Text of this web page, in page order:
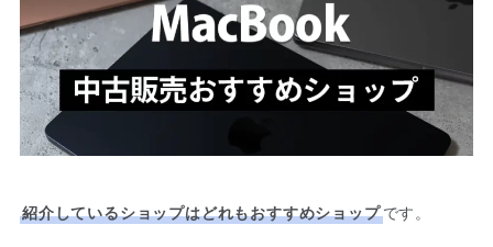
紹介しているショップはどれもおすすめショップです。